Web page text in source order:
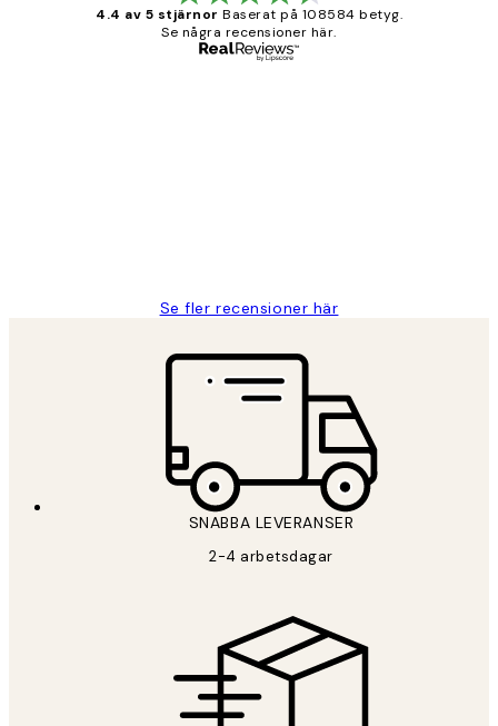
4.4 av 5 stjärnor Baserat på 108584 betyg.
Se några recensioner här.
Se fler recensioner här
SNABBA LEVERANSER
2-4 arbetsdagar